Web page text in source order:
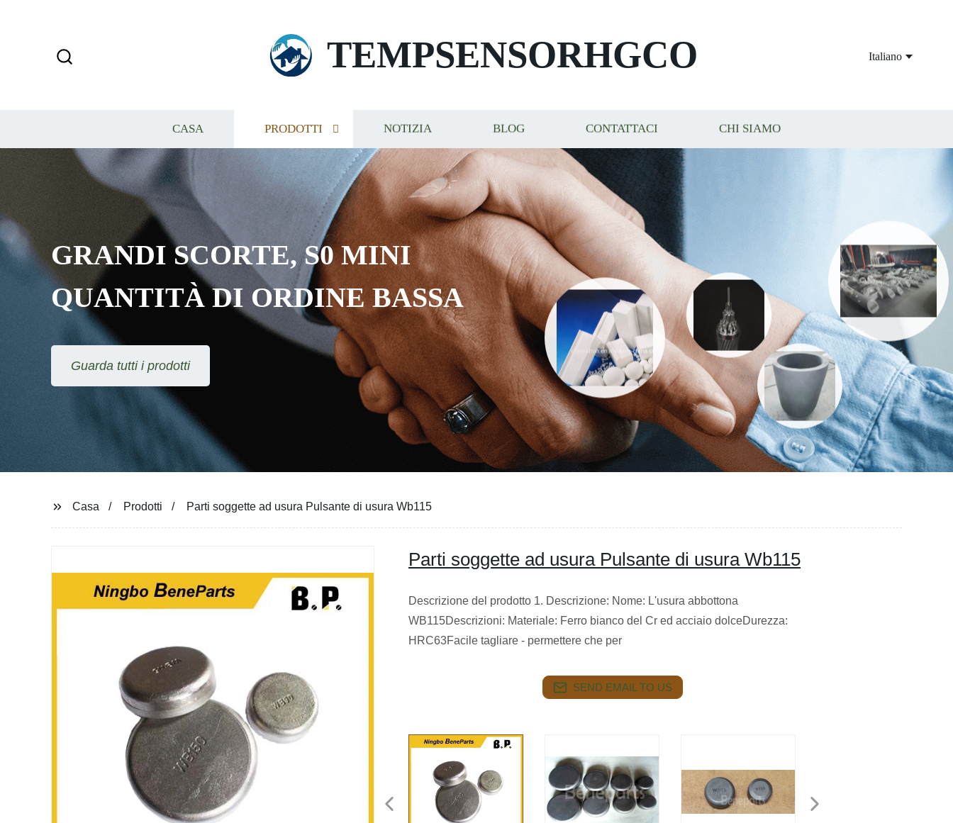
TEMPSENSORHGCO Italiano
CASA PRODOTTI NOTIZIA BLOG CONTATTACI CHI SIAMO
GRANDI SCORTE, S0 MINI
QUANTITÀ DI ORDINE BASSA
Guarda tutti i prodotti
Casa Prodotti Parti soggette ad usura Pulsante di usura Wb115
Parti soggette ad usura Pulsante di usura Wb115
Descrizione del prodotto 1. Descrizione: Nome: L'usura abbottona
WB115Descrizioni: Materiale: Ferro bianco del Cr ed acciaio dolceDurezza:
HRC63Facile tagliare - permettere che per
SEND EMAIL TO US